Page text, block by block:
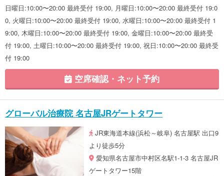
日曜日:10:00〜20:00 最終受付 19:00, 月曜日:10:00〜20:00 最終受付 19:0
0, 火曜日:10:00〜20:00 最終受付 19:00, 水曜日:10:00〜20:00 最終受付 1
9:00, 木曜日:10:00〜20:00 最終受付 19:00, 金曜日:10:00〜20:00 最終受
付 19:00, 土曜日:10:00〜20:00 最終受付 19:00, 祝日:10:00〜20:00 最終受
付 19:00
空席確認・ネット予約
グローバル治療院 名古屋JRゲートタワー
JR東海道本線(浜松～岐阜) 名古屋駅 出口9
より徒歩5分
愛知県名古屋市中村区名駅1-1-3 名古屋JR
ゲートタワー15階